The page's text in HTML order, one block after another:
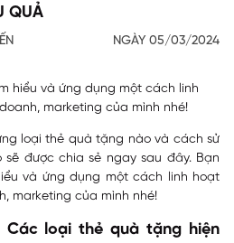
QUẢ
NGÀY 05/03/2024
hiểu và ứng dụng một cách linh
marketing của mình nhé!
loại thẻ quà tặng nào và cách sử
được chia sẻ ngay sau đây. Bạn
và ứng dụng một cách linh hoạt
marketing của mình nhé!
loại thẻ quà tặng hiện